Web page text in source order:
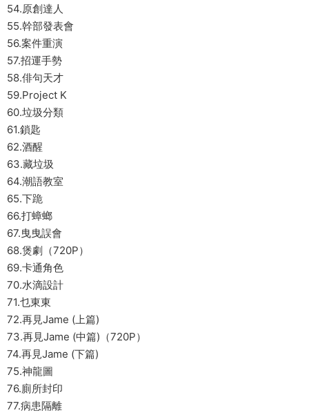
54.原創達人
55.幹部發表會
56.案件重演
57.招運手勢
58.俳句天才
59.Project K
60.垃圾分類
61.鎖匙
62.酒醒
63.藏垃圾
64.潮語教室
65.下跪
66.打蟑螂
67.曳曳誤會
68.煲劇（720P）
69.卡通角色
70.水滴設計
71.乜東東
72.再見Jame (上篇)
73.再見Jame (中篇)（720P）
74.再見Jame (下篇)
75.神龍圖
76.廁所封印
77.病患隔離